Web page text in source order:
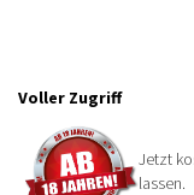
Voller Zugriff
Jetzt
lassen.